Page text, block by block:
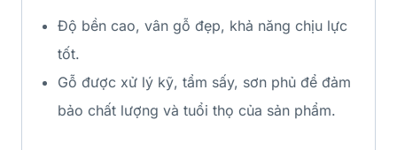
Độ bền cao, vân gỗ đẹp, khả năng chịu lực
tốt.
Gỗ được xử lý kỹ, tẩm sấy, sơn phủ để đảm
bảo chất lượng và tuổi thọ của sản phẩm.